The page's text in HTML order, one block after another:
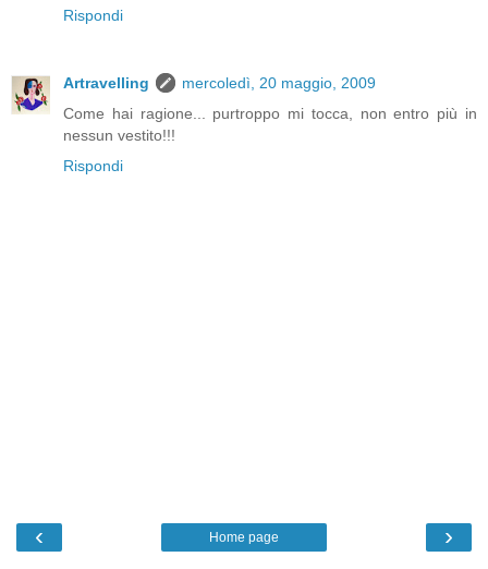
Rispondi
Artravelling
mercoledì, 20 maggio, 2009
Come hai ragione... purtroppo mi tocca, non entro più in
nessun vestito!!!
Rispondi
‹ ›
Home page